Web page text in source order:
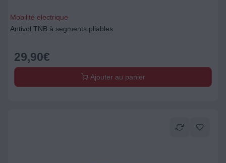
Mobilité électrique
Antivol TNB à segments pliables
29,90€
Ajouter au panier